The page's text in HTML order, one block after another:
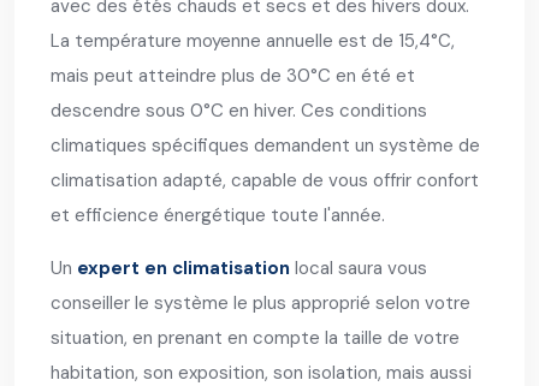
avec des étés chauds et secs et des hivers doux.
La température moyenne annuelle est de 15,4°C,
mais peut atteindre plus de 30°C en été et
descendre sous 0°C en hiver. Ces conditions
climatiques spécifiques demandent un système de
climatisation adapté, capable de vous offrir confort
et efficience énergétique toute l'année.
Un expert en climatisation local saura vous
conseiller le système le plus approprié selon votre
situation, en prenant en compte la taille de votre
habitation, son exposition, son isolation, mais aussi